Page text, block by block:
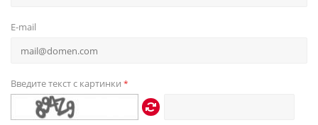
E-mail
Введите текст с картинки *